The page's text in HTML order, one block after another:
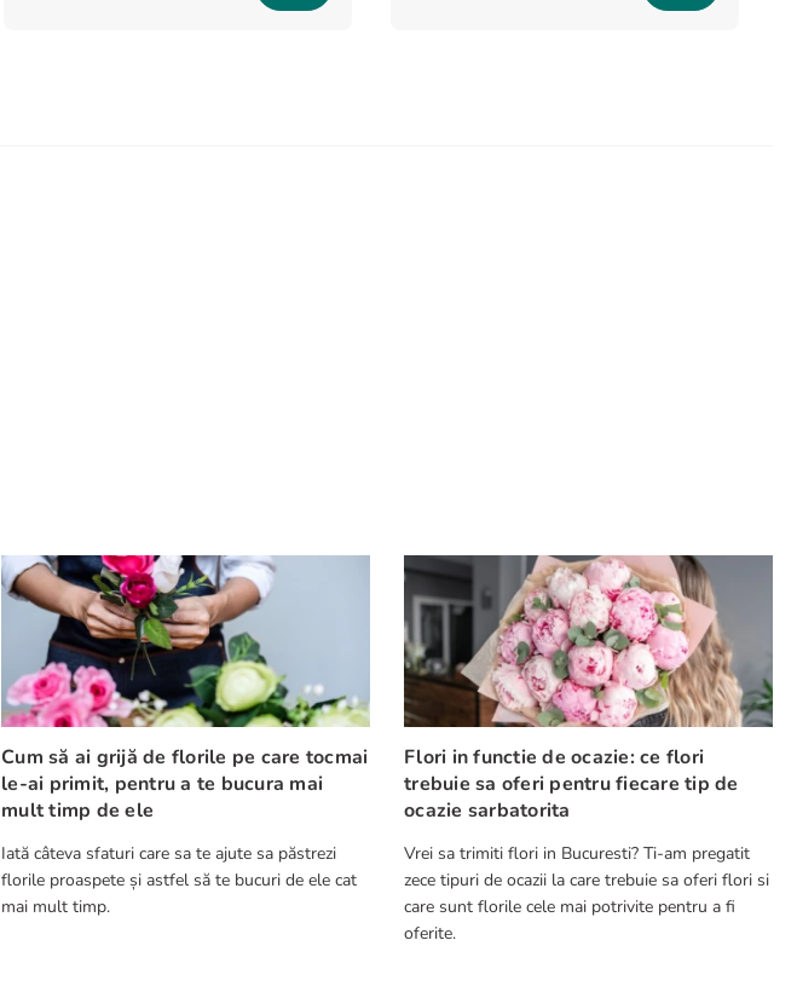
Cum să ai grijă de florile pe care tocmai
le-ai primit, pentru a te bucura mai
mult timp de ele
Iată câteva sfaturi care sa te ajute sa păstrezi
florile proaspete și astfel să te bucuri de ele cat
mai mult timp.
Flori in functie de ocazie: ce flori
trebuie sa oferi pentru fiecare tip de
ocazie sarbatorita
Vrei sa trimiti flori in Bucuresti? Ti-am pregatit
zece tipuri de ocazii la care trebuie sa oferi flori si
care sunt florile cele mai potrivite pentru a fi
oferite.